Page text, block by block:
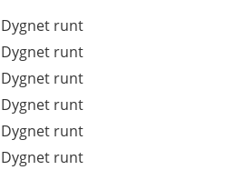
Dygnet runt
Dygnet runt
Dygnet runt
Dygnet runt
Dygnet runt
Dygnet runt